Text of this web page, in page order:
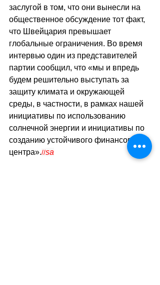
заслугой в том, что они вынесли на
общественное обсуждение тот факт,
что Швейцария превышает
глобальные ограничения. Во время
интервью один из представителей
партии сообщил, что «мы и впредь
будем решительно выступать за
защиту климата и окружающей
среды, в частности, в рамках нашей
инициативы по использованию
солнечной энергии и инициативы по
созданию устойчивого финансового
центра».//sa